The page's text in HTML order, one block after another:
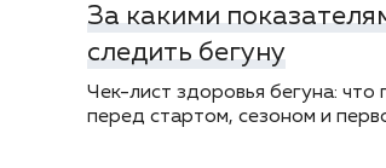
За какими
следить бегуну
Чек-лист здоровья бегуна: что
перед стартом, сезоном и